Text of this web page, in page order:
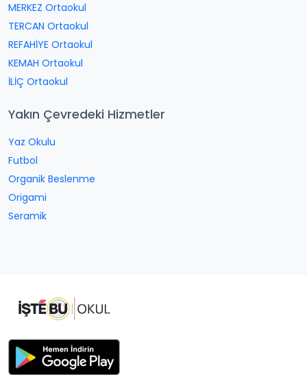
MERKEZ Ortaokul
TERCAN Ortaokul
REFAHİYE Ortaokul
KEMAH Ortaokul
İLİÇ Ortaokul
Yakın Çevredeki Hizmetler
Yaz Okulu
Futbol
Organik Beslenme
Origami
Seramik